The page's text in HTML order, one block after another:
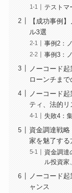
テストマ
【成功事例
ル3選
事例2：
事例3：
ノーコード
ローンチま
ノーコード
ティ、法的
失敗4：
資金調達戦
家を魅了する
資金調達
ル投資家
ノーコード
ャンス